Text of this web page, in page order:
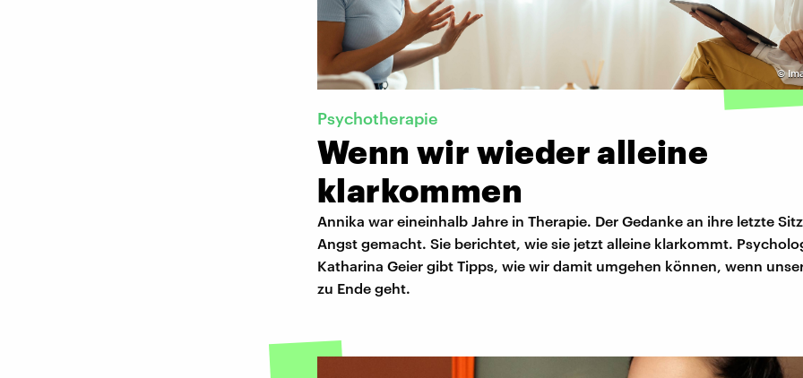
©
Psychotherapie
Wenn wir wieder alleine
klarkommen
Annika war eineinhalb Jahre in Therapie. Der Gedanke an ihre letzte
Angst gemacht. Sie berichtet, wie sie jetzt alleine klarkommt.
Katharina Geier gibt Tipps, wie wir damit umgehen können, wenn
zu Ende geht.